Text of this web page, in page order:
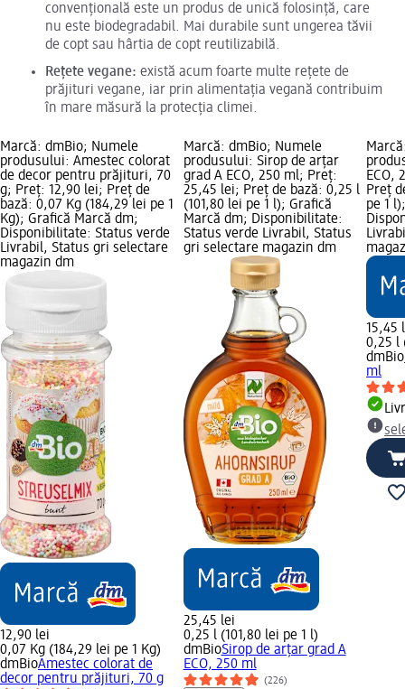
convențională este un produs de unică folosință, care
nu este biodegradabil. Mai durabile sunt ungerea tăvii
de copt sau hârtia de copt reutilizabilă.
Rețete vegane: există acum foarte multe rețete de
prăjituri vegane, iar prin alimentația vegană contribuim
în mare măsură la protecția climei.
Marcă: dmBio; Numele
produsului: Amestec colorat
de decor pentru prăjituri, 70
g; Preț: 12,90 lei; Preț de
bază: 0,07 Kg (184,29 lei pe 1
Kg); Grafică Marcă dm;
Disponibilitate: Status verde
Livrabil, Status gri selectare
magazin dm
12,90 lei
0,07 Kg (184,29 lei pe 1 Kg)
dmBioAmestec colorat de
decor pentru prăjituri, 70 g
Marcă: dmBio; Numele
produsului: Sirop de arțar
grad A ECO, 250 ml; Preț:
25,45 lei; Preț de bază: 0,25 l
(101,80 lei pe 1 l); Grafică
Marcă dm; Disponibilitate:
Status verde Livrabil, Status
gri selectare magazin dm
25,45 lei
0,25 l (101,80 lei pe 1 l)
dmBioSirop de arțar grad A
ECO, 250 ml
(226)
ECO,
Preț
pe 1
15,45
0,25 l
dmBio
ml